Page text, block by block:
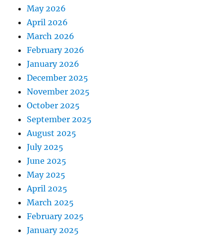
May 2026
April 2026
March 2026
February 2026
January 2026
December 2025
November 2025
October 2025
September 2025
August 2025
July 2025
June 2025
May 2025
April 2025
March 2025
February 2025
January 2025